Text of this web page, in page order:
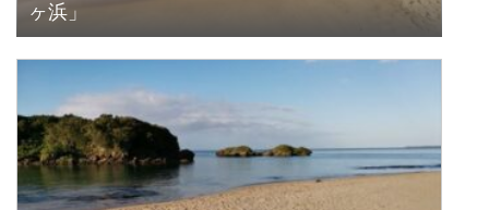
ヶ浜」